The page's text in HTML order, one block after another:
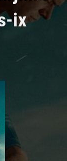
ix